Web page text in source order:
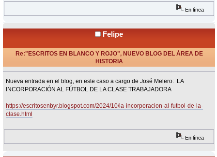
En línea
Felipe
Re:"ESCRITOS EN BLANCO Y ROJO", NUEVO BLOG DEL ÁREA DE
HISTORIA
Nueva entrada en el blog, en este caso a cargo de José Melero: LA
INCORPORACIÓN AL FÚTBOL DE LA CLASE TRABAJADORA
https://escritosenbyr.blogspot.com/2024/10/la-incorporacion-al-futbol-de-la-
clase.html
En línea